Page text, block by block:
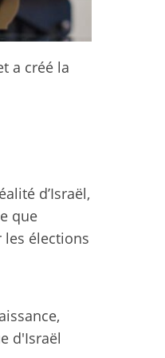
a créé la
d’Israël,
que
les élections
d'Israël